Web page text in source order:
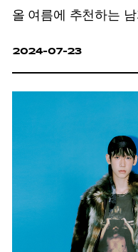
올 여름에 추천하는
2024-07-23